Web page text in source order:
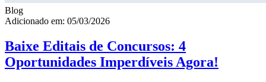
Blog
Adicionado em: 05/03/2026
Baixe Editais de Concursos: 4
Oportunidades Imperdíveis Agora!